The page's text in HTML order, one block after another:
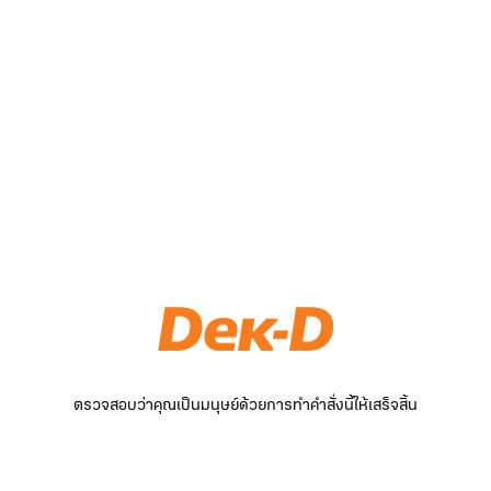
ตรวจสอบว่าคุณเป็นมนุษย์ด้วยการทำคำสั่งนี้ให้เสร็จสิ้น